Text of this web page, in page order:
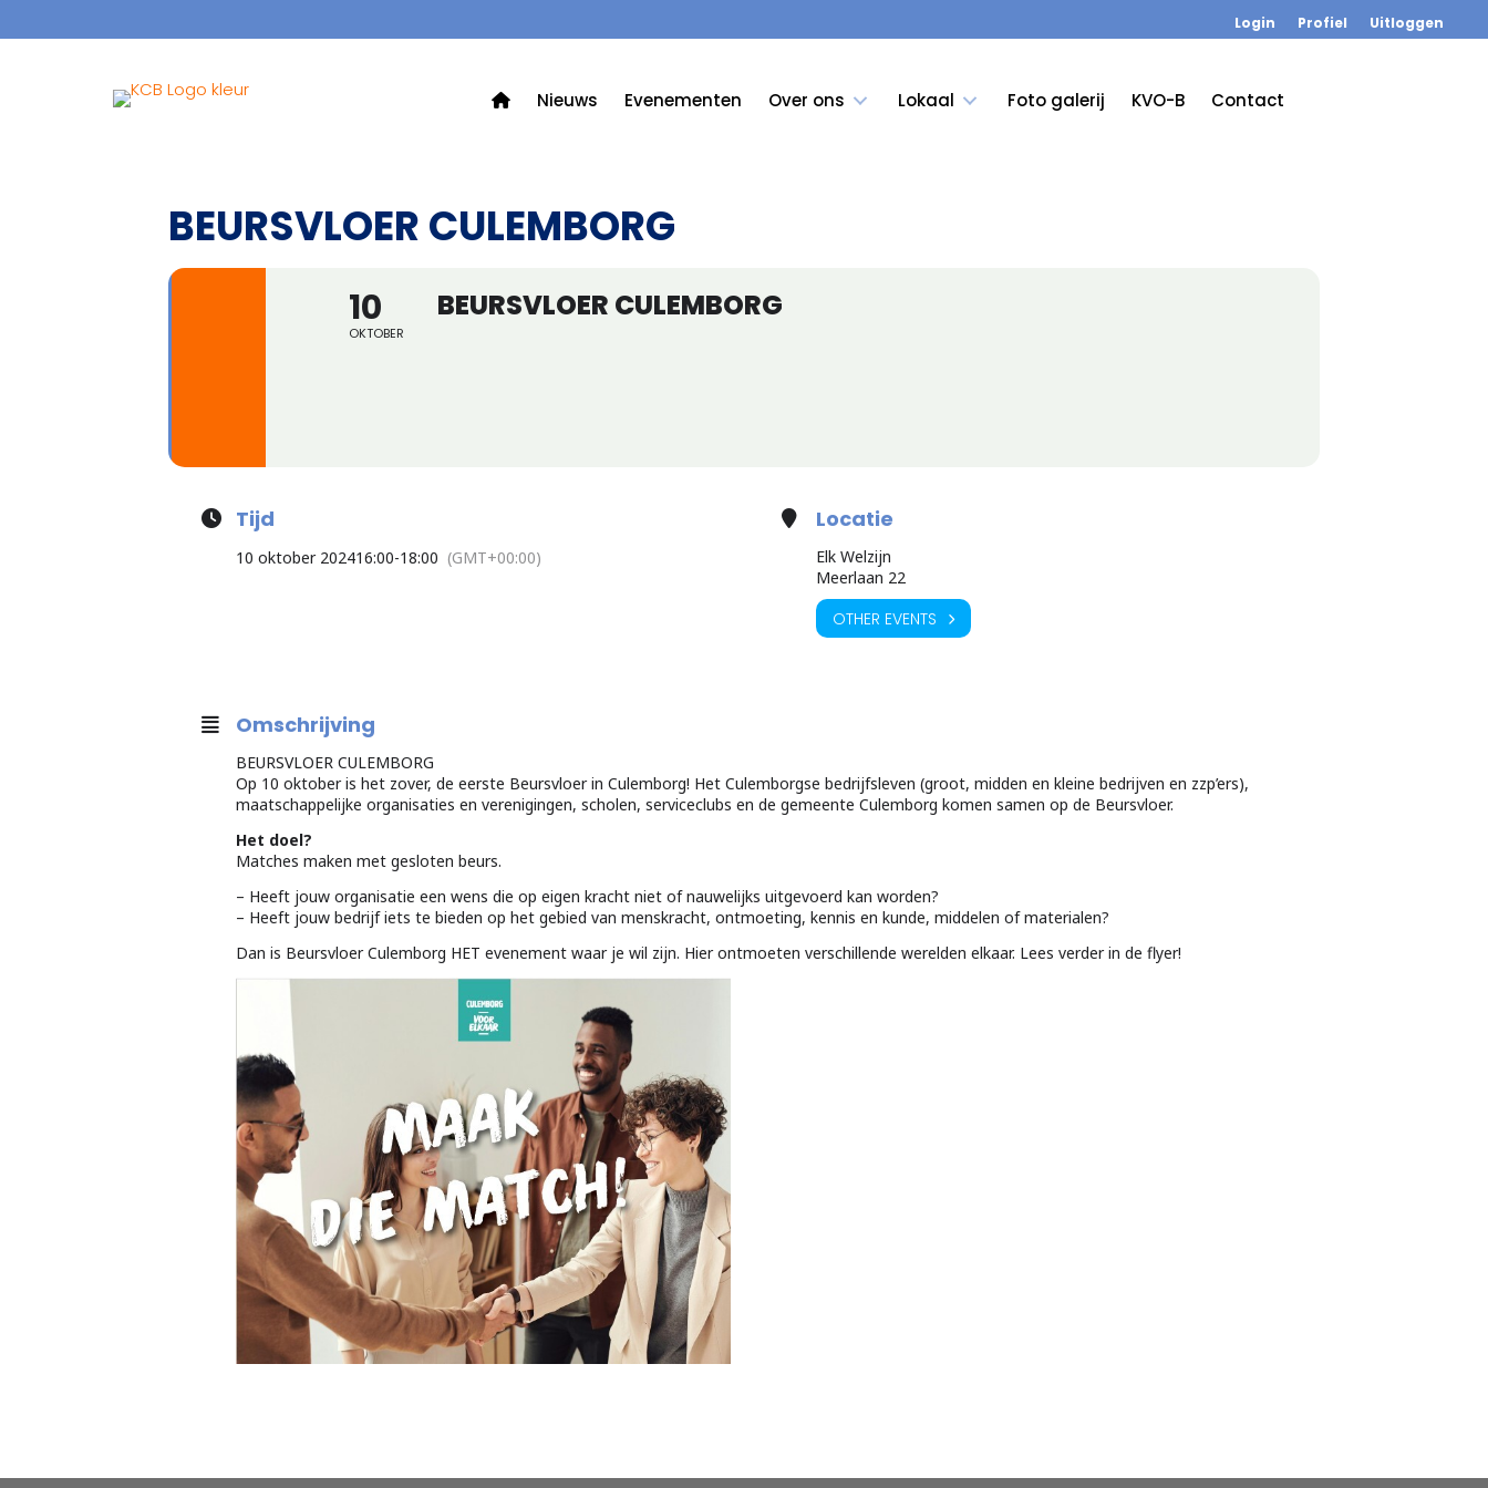
Login Profiel Uitloggen
Nieuws Evenementen Over ons Lokaal Foto galerij KVO-B Contact
BEURSVLOER CULEMBORG
10
OKTOBER
BEURSVLOER CULEMBORG
Tijd
10 oktober 202416:00-18:00 (GMT+00:00)
Locatie
Elk Welzijn
Meerlaan 22
OTHER EVENTS
Omschrijving
BEURSVLOER CULEMBORG
Op 10 oktober is het zover, de eerste Beursvloer in Culemborg! Het Culemborgse bedrijfsleven (groot, midden en kleine bedrijven en zzp’ers),
maatschappelijke organisaties en verenigingen, scholen, serviceclubs en de gemeente Culemborg komen samen op de Beursvloer.
Het doel?
Matches maken met gesloten beurs.
– Heeft jouw organisatie een wens die op eigen kracht niet of nauwelijks uitgevoerd kan worden?
– Heeft jouw bedrijf iets te bieden op het gebied van menskracht, ontmoeting, kennis en kunde, middelen of materialen?
Dan is Beursvloer Culemborg HET evenement waar je wil zijn. Hier ontmoeten verschillende werelden elkaar. Lees verder in de flyer!